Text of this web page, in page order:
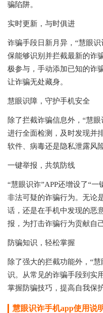
骗陷阱。
实时更新，与时俱进
诈骗手段日新月异，“慧眼
保能够识别并拦截最新的诈
极参与，手动添加已知的诈
让诈骗无处藏身。
慧眼识障，守护手机安全
除了拦截诈骗信息外，“慧
进行全面检测，及时发现并
软件、病毒还是隐私泄露风
一键举报，共筑防线
“慧眼识诈”APP还增设了“
非法可疑的诈骗行为。无论
话，还是在手机中发现的恶
报，为打击诈骗行为贡献自
防骗知识，轻松掌握
除了强大的拦截功能外，“
识。从常见的诈骗手段到实
掌握防骗技巧，提高自我保
慧眼识诈手机app使用说